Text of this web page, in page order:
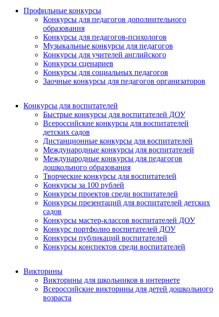
Профильные конкурсы
Конкурсы для педагогов дополнительного
образования
Конкурсы для педагогов-психологов
Музыкальные конкурсы для педагогов
Конкурсы для учителей английского
Конкурсы сценариев
Конкурсы для социальных педагогов
Заочные конкурсы для педагогов организаторов
Конкурсы для воспитателей
Быстрые конкурсы для воспитателей ДОУ
Всероссийские конкурсы для воспитателей
детских садов
Дистанционные конкурсы для воспитателей
Международные конкурсы для воспитателей
Международные конкурсы для педагогов
дошкольного образования
Творческие конкурсы для воспитателей
Конкурсы за 100 рублей
Конкурсы проектов среди воспитателей
Конкурсы презентаций для воспитателей детских
садов
Конкурсы мастер-классов воспитателей ДОУ
Конкурс портфолио воспитателей ДОУ
Конкурсы публикаций воспитателей
Конкурсы конспектов среди воспитателей
Викторины
Викторины для школьников в интернете
Всероссийские викторины для детей дошкольного
возраста